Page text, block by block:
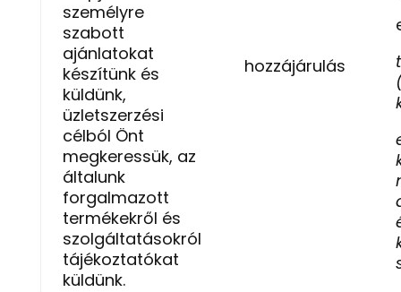
személyre
szabott
ajánlatokat
készítünk és
küldünk,
üzletszerzési
célból Önt
megkeressük, az
általunk
forgalmazott
termékekről és
szolgáltatásokról
tájékoztatókat
küldünk.
hozzájárulás